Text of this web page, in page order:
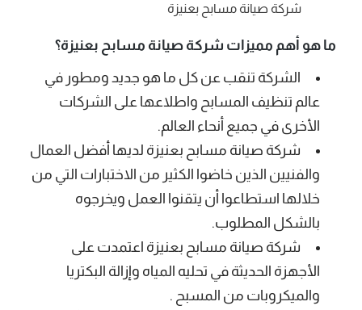
شركة صيانة مسابح بعنيزة
ما هو أهم مميزات شركة صيانة مسابح بعنيزة؟
الشركة تنقب عن كل ما هو جديد ومطور في
عالم تنظيف المسابح واطلاعها على الشركات
الأخرى في جميع أنحاء العالم.
شركة صيانة مسابح بعنيزة لديها أفضل العمال
والفنيين الذين خاضوا الكثير من الاختبارات التي من
خلالها استطاعوا أن يتقنوا العمل ويخرجوه
بالشكل المطلوب.
شركة صيانة مسابح بعنيزة اعتمدت على
الأجهزة الحديثة في تحليه المياه وإزالة البكتريا
والميكروبات من المسبح .